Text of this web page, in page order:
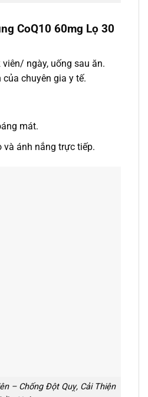
CoQ10 60mg Lọ 30
viên/ ngày, uống sau ăn.
chuyên gia y tế.
mát.
và ánh nắng trực tiếp.
– Chống Đột Quỵ, Cải Thiện